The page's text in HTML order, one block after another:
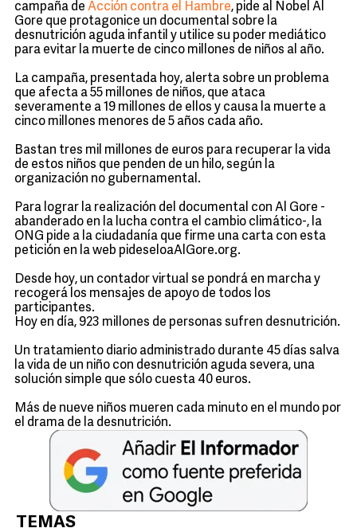
campaña de Acción contra el Hambre, pide al Nobel Al
Gore que protagonice un documental sobre la
desnutrición aguda infantil y utilice su poder mediático
para evitar la muerte de cinco millones de niños al año.
La campaña, presentada hoy, alerta sobre un problema
que afecta a 55 millones de niños, que ataca
severamente a 19 millones de ellos y causa la muerte a
cinco millones menores de 5 años cada año.
Bastan tres mil millones de euros para recuperar la vida
de estos niños que penden de un hilo, según la
organización no gubernamental.
Para lograr la realización del documental con Al Gore -
abanderado en la lucha contra el cambio climático-, la
ONG pide a la ciudadanía que firme una carta con esta
petición en la web pideseloaAlGore.org.
Desde hoy, un contador virtual se pondrá en marcha y
recogerá los mensajes de apoyo de todos los
participantes.
Hoy en día, 923 millones de personas sufren desnutrición.
Un tratamiento diario administrado durante 45 días salva
la vida de un niño con desnutrición aguda severa, una
solución simple que sólo cuesta 40 euros.
Más de nueve niños mueren cada minuto en el mundo por
el drama de la desnutrición.
TEMAS